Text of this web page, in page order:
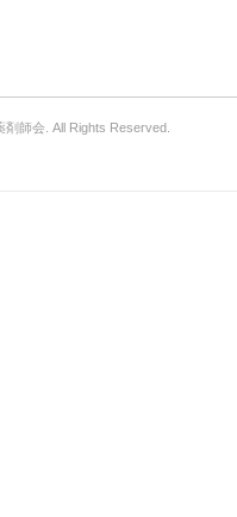
師会. All Rights Reserved.